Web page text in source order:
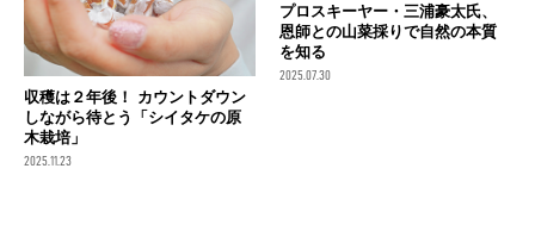
収穫は２年後！ カウントダウン
しながら待とう「シイタケの原
木栽培」
2025.11.23
プロスキーヤー・三浦豪太氏、
恩師との山菜採りで自然の本質
を知る
2025.07.30